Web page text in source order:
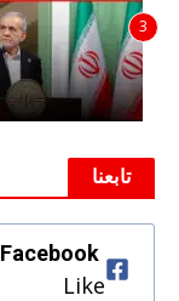
3
تابعنا
Facebook
Like